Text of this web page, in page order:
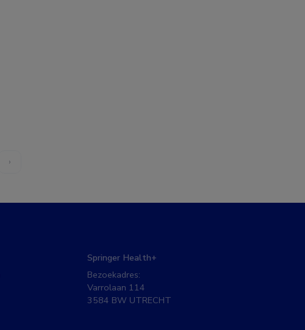
›
Springer Health+
Bezoekadres:
Varrolaan 114
3584 BW UTRECHT